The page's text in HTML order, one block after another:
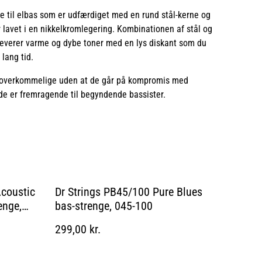
til elbas som er udfærdiget med en rund stål-kerne og
i en nikkelkromlegering. Kombinationen af stål og
varme og dybe toner med en lys diskant som du
lang tid.
uden at de går på kompromis med
er fremragende til begyndende bassister.
Dr Strings PB45/100 Pure Blues
bas-strenge, 045-100
299,00 kr.